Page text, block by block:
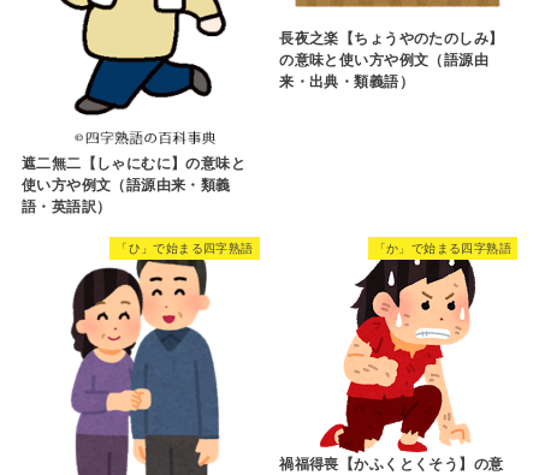
遮二無二【しゃにむに】の意味と
使い方や例文（語源由来・類義
語・英語訳）
長夜之楽【ちょうやのたのしみ】
の意味と使い方や例文（語源由
来・出典・類義語）
「ひ」で始まる四字熟語 「か」で始まる四字熟語
禍福得喪【かふくとくそう】の意